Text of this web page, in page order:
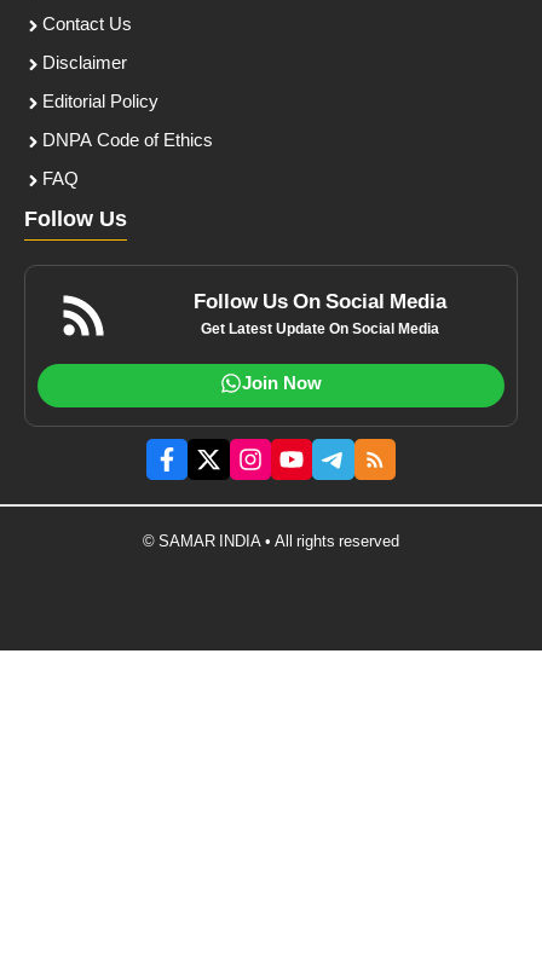
Contact Us
Disclaimer
Editorial Policy
DNPA Code of Ethics
FAQ
Follow Us
Follow Us On Social Media
Get Latest Update On Social Media
Join Now
© SAMAR INDIA • All rights reserved